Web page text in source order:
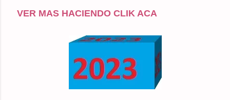
VER MAS HACIENDO CLIK ACA